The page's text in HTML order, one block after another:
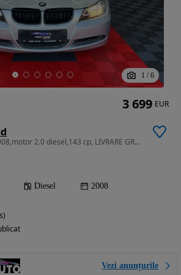
1 / 6
1995 cm3 • 143 CP • 2008,motor 2.0 diesel,143 cp, LIVRARE GRATUITA, GARANTIE
Diesel 2008
Vezi anunțurile
3 699 EUR